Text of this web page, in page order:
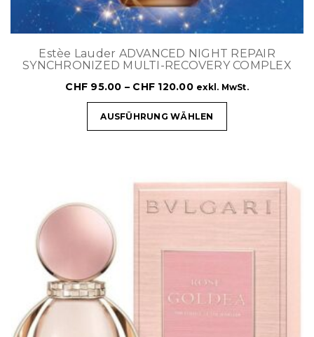
Estèe Lauder ADVANCED NIGHT REPAIR
SYNCHRONIZED MULTI-RECOVERY COMPLEX
CHF 95.00 – CHF 120.00 exkl. MwSt.
AUSFÜHRUNG WÄHLEN